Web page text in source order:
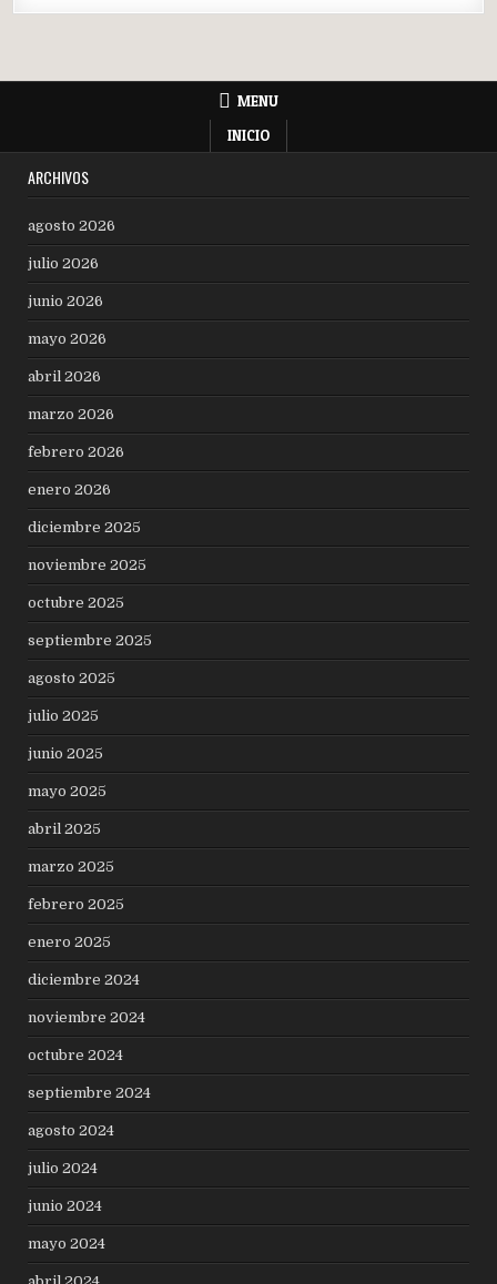
MENU
INICIO
ARCHIVOS
agosto 2026
julio 2026
junio 2026
mayo 2026
abril 2026
marzo 2026
febrero 2026
enero 2026
diciembre 2025
noviembre 2025
octubre 2025
septiembre 2025
agosto 2025
julio 2025
junio 2025
mayo 2025
abril 2025
marzo 2025
febrero 2025
enero 2025
diciembre 2024
noviembre 2024
octubre 2024
septiembre 2024
agosto 2024
julio 2024
junio 2024
mayo 2024